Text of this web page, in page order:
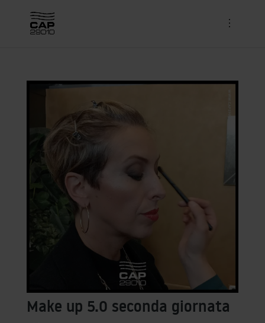
Make up 5.0 seconda giornata